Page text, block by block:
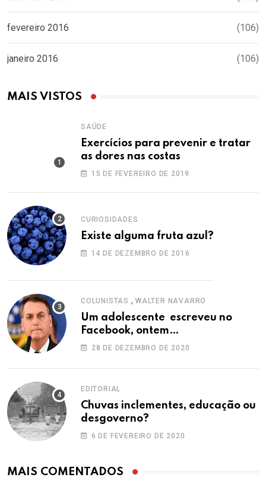
fevereiro 2016 (106)
janeiro 2016 (106)
MAIS VISTOS
SAÚDE
Exercícios para prevenir e tratar
as dores nas costas
15 DE FEVEREIRO DE 2019
CURIOSIDADES
Existe alguma fruta azul?
14 DE DEZEMBRO DE 2016
COLUNISTAS , WALTER NAVARRO
Um adolescente escreveu no
Facebook, ontem…
28 DE DEZEMBRO DE 2020
EDITORIAL
Chuvas inclementes, educação ou
desgoverno?
6 DE FEVEREIRO DE 2020
MAIS COMENTADOS